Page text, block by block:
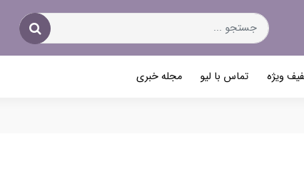
ویژه تماس با لیو مجله خبری